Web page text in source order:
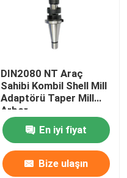
DIN2080 NT Araç
Sahibi Kombil Shell Mill
Adaptörü Taper Mill
Arbor
En iyi fiyat
Bize ulaşın